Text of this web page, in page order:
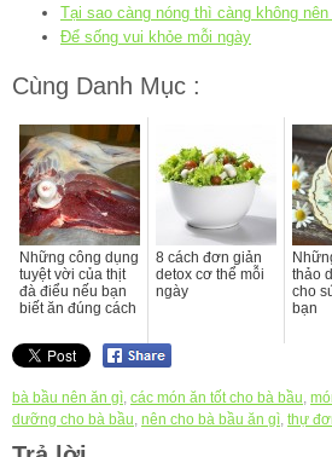
Tại sao càng nóng thì càng không
Để sống vui khỏe mỗi ngày
Cùng Danh Mục :
Những công dụng
tuyệt vời của thịt
đà điểu nếu bạn
biết ăn đúng cách
8 cách đơn giản
detox cơ thể mỗi
ngày
thảo
cho
bạn
bà bầu nên ăn gì các món ăn tốt cho bà bầu
dưỡng cho bà bầu nên cho bà bầu ăn gì thự